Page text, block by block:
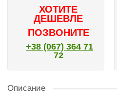
ХОТИТЕ
ДЕШЕВЛЕ
ПОЗВОНИТЕ
+38 (067) 364 71
72
Описание